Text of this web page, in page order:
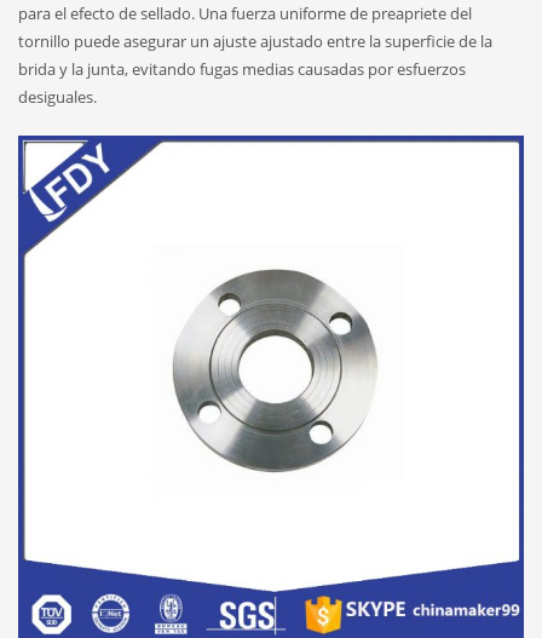
para el efecto de sellado. Una fuerza uniforme de preapriete del
tornillo puede asegurar un ajuste ajustado entre la superficie de la
brida y la junta, evitando fugas medias causadas por esfuerzos
desiguales.